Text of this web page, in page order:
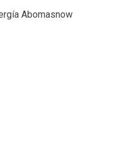
Abomasnow